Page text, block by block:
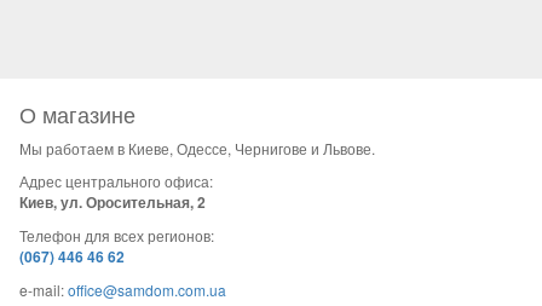
О магазине
Мы работаем в Киеве, Одессе, Чернигове и Львове.
Адрес центрального офиса:
Киев, ул. Оросительная, 2
Телефон для всех регионов:
(067) 446 46 62
e-mail:office@samdom.com.ua